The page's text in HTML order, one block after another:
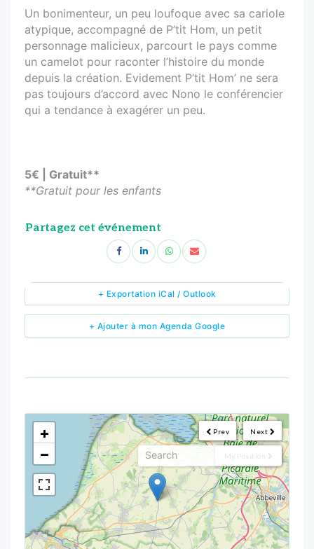
Un bonimenteur, un peu loufoque avec sa cariole
atypique, accompagné de P’tit Hom, un petit
personnage malicieux, parcourt le pays comme
un camelot pour raconter l’histoire du monde
depuis la création. Evidement P’tit Hom’ ne sera
pas toujours d’accord avec Nono le conférencier
qui a tendance à exagérer un peu.
5€ | Gratuit**
**Gratuit pour les enfants
Partagez cet événement
+ Ajouter à mon Agenda Google
+ Exportation iCal / Outlook
Next
Prev
My Position
<!---->
+
−